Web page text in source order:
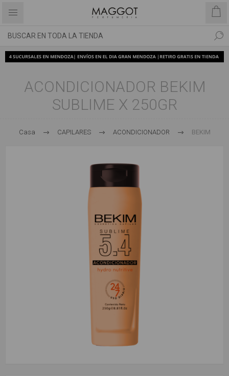
ACONDICIONADOR BEKIM
SUBLIME X 250GR
Casa CAPILARES ACONDICIONADOR BEKIM